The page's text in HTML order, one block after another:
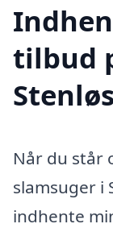
tilbud
Når du står
slamsuger i
indhente